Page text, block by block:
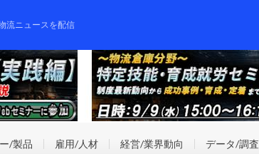
流ニュースを配信
/製品 雇用/人材 経営/業界動向 データ/調査